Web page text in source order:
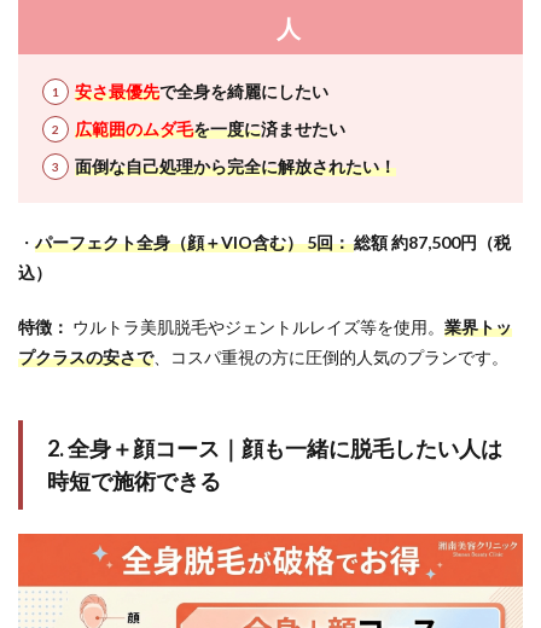
人
安さ最優先で全身を綺麗にしたい
広範囲のムダ毛を一度に済ませたい
面倒な自己処理から完全に解放されたい！
・ パーフェクト全身（顔＋VIO含む） 5回：総額 約87,500円（税
込）
特徴： ウルトラ美肌脱毛やジェントルレイズ等を使用。 業界トッ
プクラスの安さで、コスパ重視の方に圧倒的人気のプランです。
2. 全身＋顔コース｜顔も一緒に脱毛したい人は
時短で施術できる